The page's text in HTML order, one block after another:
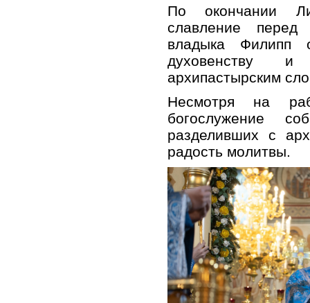
По окончании
славление перед
владыка Филипп
духовенству
архипастырским
Несмотря на
богослужение
разделивших с
радость молитвы.